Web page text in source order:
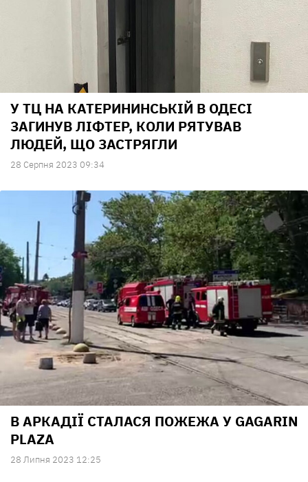
У ТЦ НА КАТЕРИНИНСЬКІЙ В ОДЕСІ
ЗАГИНУВ ЛІФТЕР, КОЛИ РЯТУВАВ
ЛЮДЕЙ, ЩО ЗАСТРЯГЛИ
28 Серпня 2023 09:34
В АРКАДІЇ СТАЛАСЯ ПОЖЕЖА У GAGARIN
PLAZA
28 Липня 2023 12:25